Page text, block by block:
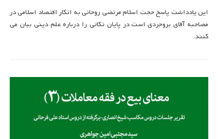
این یادداشت پاسخ حجت اسلام مرتضی روحانی به انکار اقتصاد اسلامی در
مصاحبه آقای بروجردی است در پایان نکاتی را درباره علم دینی بیان می
کنند.